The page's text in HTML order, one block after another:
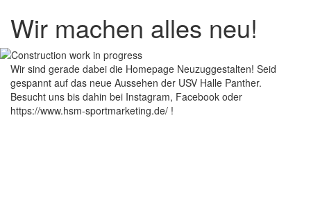
Wir machen alles neu!
Wir sind gerade dabei die Homepage Neuzuggestalten! Seid
gespannt auf das neue Aussehen der USV Halle Panther.
Besucht uns bis dahin bei Instagram, Facebook oder
https://www.hsm-sportmarketing.de/ !